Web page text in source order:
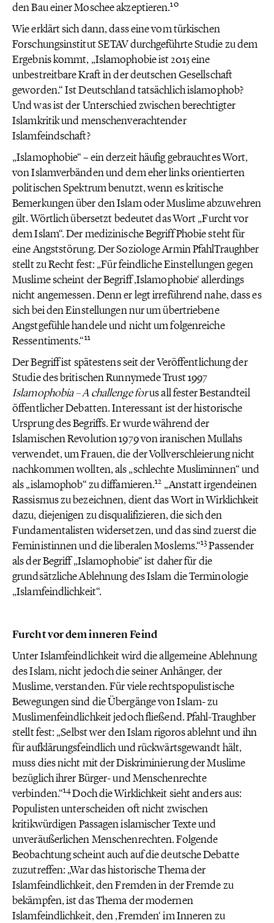
den Bau einer Moschee akzeptieren.10
Wie erklärt sich dann, dass eine vom türkischen
Forschungsinstitut SETAV durchgeführte Studie zu dem
Ergebnis kommt, „Islamophobie ist 2015 eine
unbestreitbare Kraft in der deutschen Gesellschaft
geworden.“ Ist Deutschland tatsächlich islamophob?
Und was ist der Unterschied zwischen berechtigter
Islamkritik und menschenverachtender
Islamfeindschaft?
„Islamophobie“ – ein derzeit häufig gebrauchtes Wort,
von Islamverbänden und dem eher links orientierten
politischen Spektrum benutzt, wenn es kritische
Bemerkungen über den Islam oder Muslime abzuwehren
gilt. Wörtlich übersetzt bedeutet das Wort „Furcht vor
dem Islam“. Der medizinische Begriff Phobie steht für
eine Angststörung. Der Soziologe Armin PfahlTraughber
stellt zu Recht fest: „Für feindliche Einstellungen gegen
Muslime scheint der Begriff ‚Islamophobie‘ allerdings
nicht angemessen. Denn er legt irreführend nahe, dass es
sich bei den Einstellungen nur um übertriebene
Angstgefühle handele und nicht um folgenreiche
Ressentiments.“11
Der Begriff ist spätestens seit der Veröffentlichung der
Studie des britischen Runnymede Trust 1997
Islamophobia – A challenge forus all fester Bestandteil
öffentlicher Debatten. Interessant ist der historische
Ursprung des Begriffs. Er wurde während der
Islamischen Revolution 1979 von iranischen Mullahs
verwendet, um Frauen, die der Vollverschleierung nicht
nachkommen wollten, als „schlechte Musliminnen“ und
als „islamophob“ zu diffamieren.12 „Anstatt irgendeinen
Rassismus zu bezeichnen, dient das Wort in Wirklichkeit
dazu, diejenigen zu disqualifizieren, die sich den
Fundamentalisten widersetzen, und das sind zuerst die
Feministinnen und die liberalen Moslems.“13Passender
als der Begriff „Islamophobie“ ist daher für die
grundsätzliche Ablehnung des Islam die Terminologie
„Islamfeindlichkeit“.
Furcht vor dem inneren Feind
Unter Islamfeindlichkeit wird die allgemeine Ablehnung
des Islam, nicht jedoch die seiner Anhänger, der
Muslime, verstanden. Für viele rechtspopulistische
Bewegungen sind die Übergänge von Islam- zu
Muslimenfeindlichkeit jedoch fließend. Pfahl-Traughber
stellt fest: „Selbst wer den Islam rigoros ablehnt und ihn
für aufklärungsfeindlich und rückwärtsgewandt hält,
muss dies nicht mit der Diskriminierung der Muslime
bezüglich ihrer Bürger- und Menschenrechte
verbinden.“14Doch die Wirklichkeit sieht anders aus:
Populisten unterscheiden oft nicht zwischen
kritikwürdigen Passagen islamischer Texte und
unveräußerlichen Menschenrechten. Folgende
Beobachtung scheint auch auf die deutsche Debatte
zuzutreffen: „War das historische Thema der
Islamfeindlichkeit, den Fremden in der Fremde zu
bekämpfen, ist das Thema der modernen
Islamfeindlichkeit, den ‚Fremden‘ im Inneren zu